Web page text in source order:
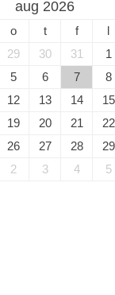
aug 2026
o t f l
29 30 31 1
5 6 7 8
12 13 14 15
19 20 21 22
26 27 28 29
2 3 4 5